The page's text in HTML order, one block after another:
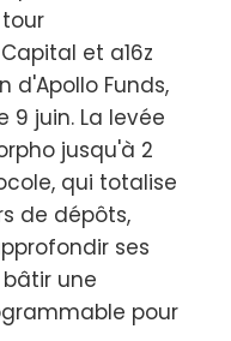
et a16z
d'Apollo Funds,
9 juin. La levée
jusqu'à 2
qui totalise
de dépôts,
ses
une
pour